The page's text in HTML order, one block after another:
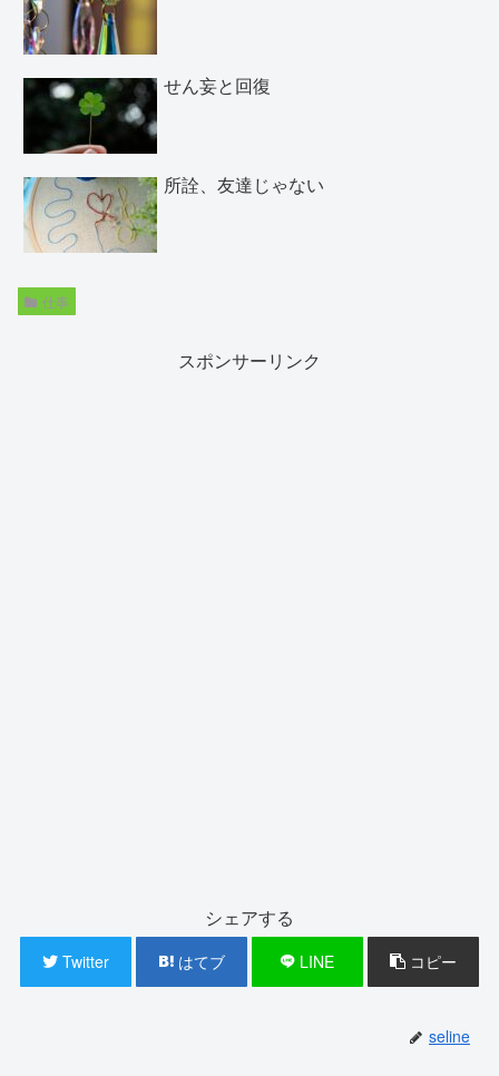
せん妄と回復
所詮、友達じゃない
仕事
スポンサーリンク
シェアする
Twitter はてブ LINE コピー
seline